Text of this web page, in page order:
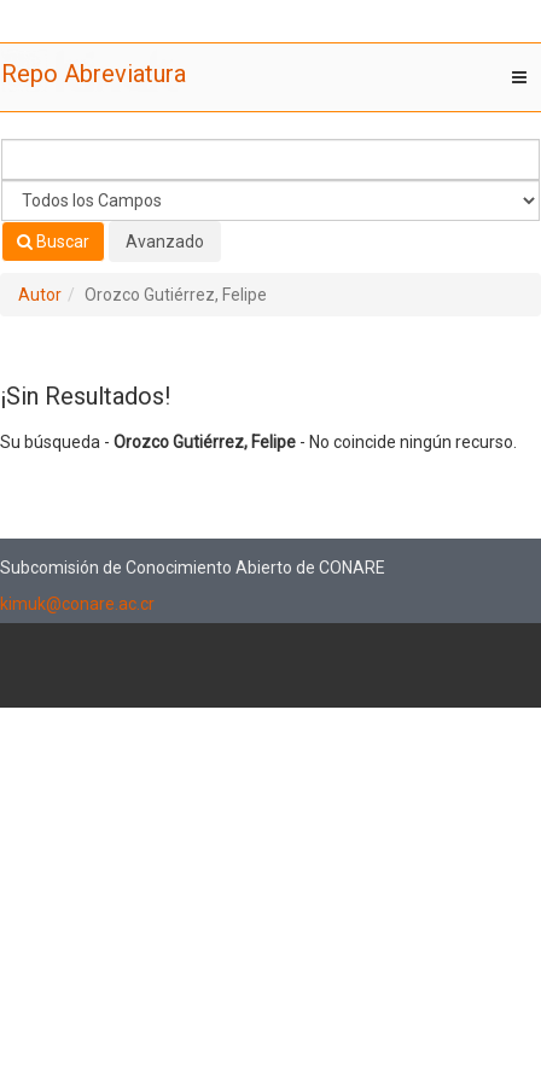
Repo Abreviatura
Buscar Avanzado
Autor Orozco Gutiérrez, Felipe
¡Sin Resultados!
Su búsqueda - Orozco Gutiérrez, Felipe - No coincide ningún recurso.
Subcomisión de Conocimiento Abierto de CONARE
kimuk@conare.ac.cr